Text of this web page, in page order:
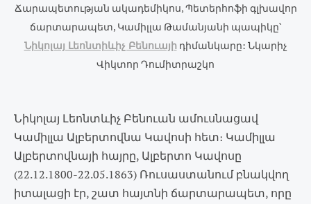
Ճարապետության ակադեմիկոս, Պետերհոֆի գլխավոր
ճարտարապետ, Կամիլլա Թամանյանի պապիկը՝
Նիկոլայ Լեոնտիևիչ Բենուայիդիմանկարը: Նկարիչ
Վիկտոր Դումիտրաշկո
Նիկոլայ Լեոնտևիչ Բենուան ամուսնացավ
Կամիլլա Ալբերտովնա Կավոսի հետ։ Կամիլլա
Ալբերտովնայի հայրը, Ալբերտո Կավոսը
(22.12.1800-22.05.1863) Ռուսաստանում բնակվող
իտալացի էր, շատ հայտնի ճարտարապետ, որը